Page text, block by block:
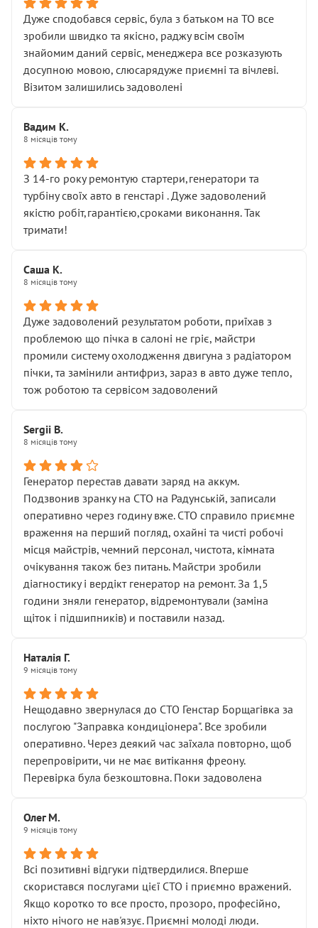
Дуже сподобався сервіс, була з батьком на ТО все
зробили швидко та якісно, раджу всім своїм
знайомим даний сервіс, менеджера все розказують
досупною мовою, слюсарядуже приємні та вічлеві.
Візитом залишились задоволені
Вадим К.
8 місяців тому
З 14-го року ремонтую стартери,генератори та
турбіну своїх авто в генстарі . Дуже задоволений
якістю робіт,гарантією,сроками виконання. Так
тримати!
Саша К.
8 місяців тому
Дуже задоволений результатом роботи, приїхав з
проблемою що пічка в салоні не гріє, майстри
промили систему охолодження двигуна з радіатором
пічки, та замінили антифриз, зараз в авто дуже тепло,
тож роботою та сервісом задоволений
Sergii B.
8 місяців тому
Генератор перестав давати заряд на аккум.
Подзвонив зранку на СТО на Радунській, записали
оперативно через годину вже. СТО справило приємне
враження на перший погляд, охайні та чисті робочі
місця майстрів, чемний персонал, чистота, кімната
очікування також без питань. Майстри зробили
діагностику і вердікт генератор на ремонт. За 1,5
години зняли генератор, відремонтували (заміна
щіток і підшипників) и поставили назад.
Наталія Г.
9 місяців тому
Нещодавно звернулася до СТО Генстар Борщагівка за
послугою "Заправка кондиціонера". Все зробили
оперативно. Через деякий час заїхала повторно, щоб
перепровірити, чи не має витікання фреону.
Перевірка була безкоштовна. Поки задоволена
Олег М.
9 місяців тому
Всі позитивні відгуки підтвердилися. Вперше
скористався послугами цієї СТО і приємно вражений.
Якщо коротко то все просто, прозоро, професійно,
ніхто нічого не нав'язує. Приємні молоді люди.